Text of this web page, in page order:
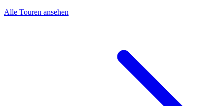
Alle Touren ansehen